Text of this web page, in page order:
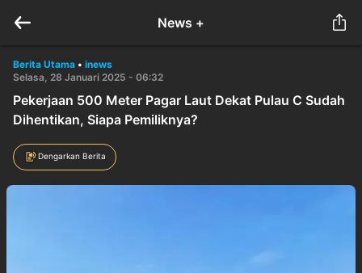
News +
Berita Utama • inews
Selasa, 28 Januari 2025 - 06:32
Pekerjaan 500 Meter Pagar Laut Dekat Pulau C Sudah
Dihentikan, Siapa Pemiliknya?
Dengarkan Berita